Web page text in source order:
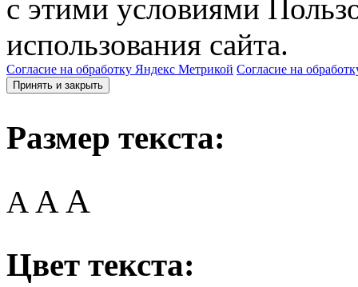
с этими условиями
использования сайта.
Согласие на обработку Яндекс Метрикой Согласие на
Принять и закрыть
Размер текста:
A AA
Цвет текста: